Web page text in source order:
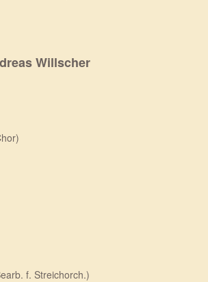
Willscher
f. Streichorch.)